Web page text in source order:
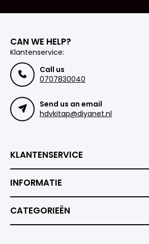
CAN WE HELP?
Klantenservice:
Call us
0707830040
Send us an email
hdvkitap@diyanet.nl
KLANTENSERVICE
INFORMATIE
CATEGORIEËN